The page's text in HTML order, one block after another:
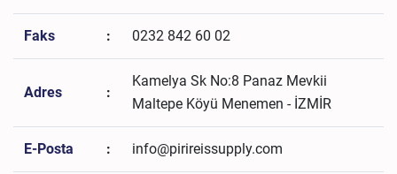
Faks : 0232 842 60 02
Adres :
Kamelya Sk No:8 Panaz Mevkii
Maltepe Köyü Menemen - İZMİR
E-Posta : info@pirireissupply.com